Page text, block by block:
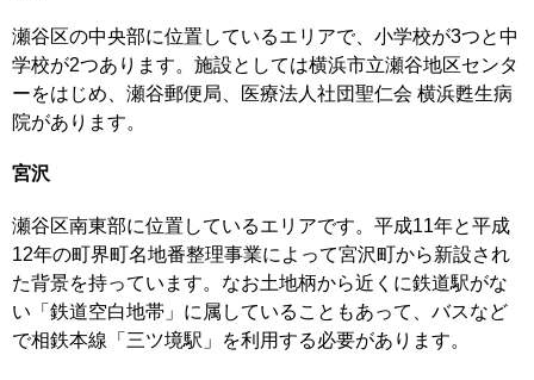
瀬谷区の中央部に位置しているエリアで、小学校が3つと中
学校が2つあります。施設としては横浜市立瀬谷地区センタ
ーをはじめ、瀬谷郵便局、医療法人社団聖仁会 横浜甦生病
院があります。
宮沢
瀬谷区南東部に位置しているエリアです。平成11年と平成
12年の町界町名地番整理事業によって宮沢町から新設され
た背景を持っています。なお土地柄から近くに鉄道駅がな
い「鉄道空白地帯」に属していることもあって、バスなど
で相鉄本線「三ツ境駅」を利用する必要があります。